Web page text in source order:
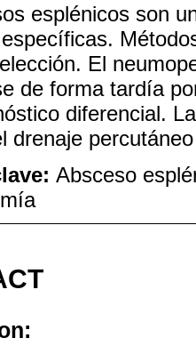
esplénicos son
El
de forma tardía
diferencial.
drenaje
Absceso